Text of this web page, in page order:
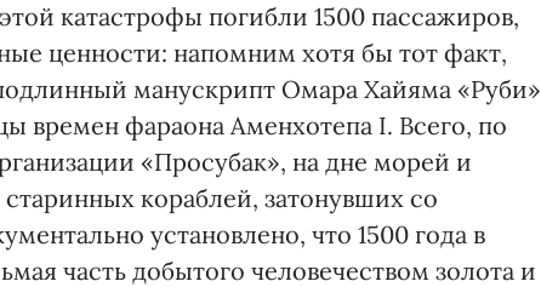
катастрофы погибли 1500 пассажиров,
ценности: напомним хотя бы тот факт,
манускрипт Омара Хайяма «Руби»
времен фараона Аменхотепа I. Всего, по
«Просубак», на дне морей и
кораблей, затонувших со
установлено, что 1500 года в
часть добытого человечеством золота и